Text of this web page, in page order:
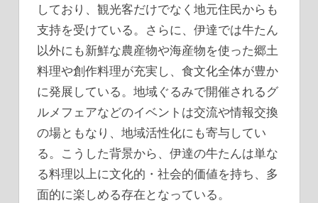
しており、観光客だけでなく地元住民からも
支持を受けている。さらに、伊達では牛たん
以外にも新鮮な農産物や海産物を使った郷土
料理や創作料理が充実し、食文化全体が豊か
に発展している。地域ぐるみで開催されるグ
ルメフェアなどのイベントは交流や情報交換
の場ともなり、地域活性化にも寄与してい
る。こうした背景から、伊達の牛たんは単な
る料理以上に文化的・社会的価値を持ち、多
面的に楽しめる存在となっている。